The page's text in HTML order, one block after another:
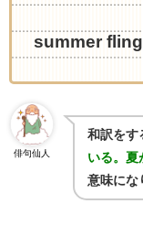
summer fling
俳句仙人
和訳をす
いる。夏
意味にな